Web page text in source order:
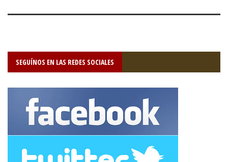
SEGUÍNOS EN LAS REDES SOCIALES